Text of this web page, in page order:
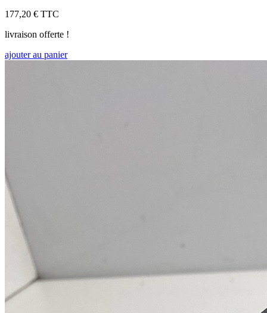
177,20 € TTC
livraison offerte !
ajouter au panier